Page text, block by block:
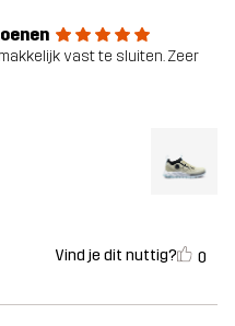
vast te sluiten. Zeer
Vind je dit nuttig? 0